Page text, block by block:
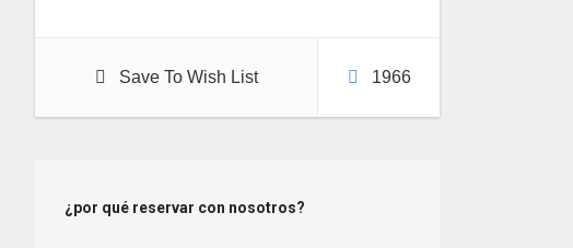
Save To Wish List 1966
¿por qué reservar con nosotros?